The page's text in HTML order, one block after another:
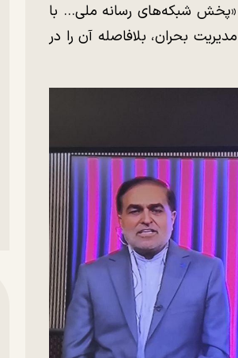
«پخش شبکه‌های رسانه ملی… با
بحران، بلافاصله آن را در